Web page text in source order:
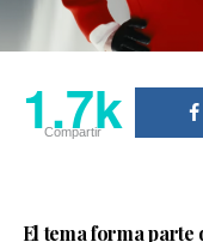
1.7k
Compartir
durante la tarde del
movimientos
desaparición, lo
finalmente
1.7k
Compartir
El tema forma parte